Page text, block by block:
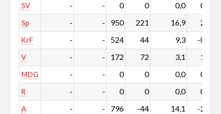
SV - - 0 0 0,0 0,0
Sp - - 950 221 16,9 2,6
KrF - - 524 44 9,3 -0,1
V - - 172 72 3,1 1,1
MDG - - 0 0 0,0 0,0
R - - 0 0 0,0 0,0
A - - 796 -44 14,1 -2,4